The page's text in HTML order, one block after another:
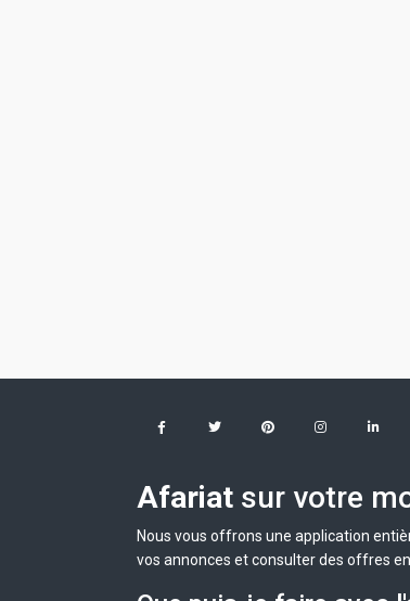
Afariat sur votre
Nous vous offrons une application
vos annonces et consulter des offres